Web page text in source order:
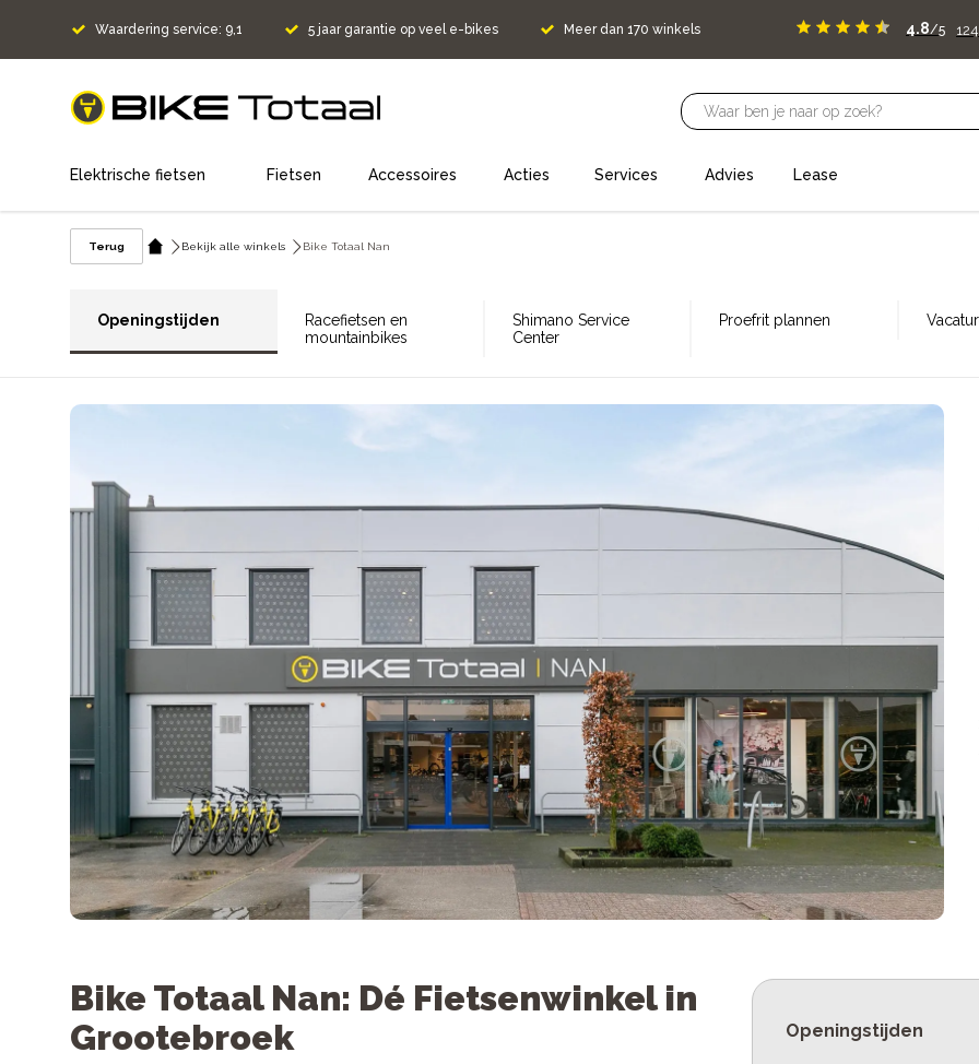
Waardering service: 9,1 5 jaar garantie op veel e-bikes Meer dan 170 winkels 4.8/5
home
Elektrische fietsen Fietsen Accessoires Acties Services Advies Lease
Terug Bekijk alle winkels Bike Totaal Nan
Openingstijden
Racefietsen en
mountainbikes
Shimano Service
Center
Proefrit plannen
Bike Totaal Nan: Dé Fietsenwinkel in
Grootebroek
Openingstijden